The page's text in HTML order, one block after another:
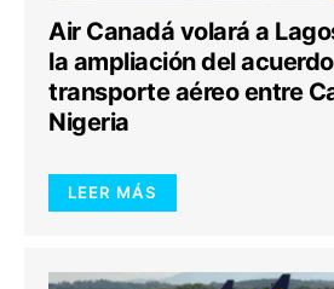
Air Canadá volará a
la ampliación del
transporte aéreo entre
Nigeria
LEER MÁS